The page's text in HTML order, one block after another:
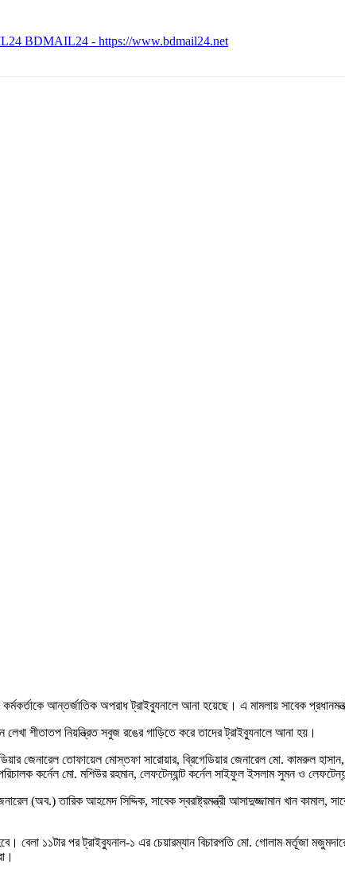
BDMAIL24 - https://www.bdmail24.net
কর্মকর্তাকে আন্তর্জাতিক অপরাধ ট্রাইব্যুনালে আনা হয়েছে। এ মামলায় সাবেক
লেখা শীতাতপ নিয়ন্ত্রিত সবুজ রঙের গাড়িতে করে তাদের ট্রাইব্যুনালে আনা হয়।
জেনারেল তোফায়েল মোস্তফা সারোয়ার, ব্রিগেডিয়ার জেনারেল মো. কামরুল
কর্নেল মো. মশিউর রহমান, লেফটেন্যান্ট কর্নেল সাইফুল ইসলাম সুমন ও
(অব.) তারিক আহমেদ সিদ্দিক, সাবেক স্বরাষ্ট্রমন্ত্রী আসাদুজ্জামান খান কামাল,
১১টার পর ট্রাইব্যুনাল-১ এর চেয়ারম্যান বিচারপতি মো. গোলাম মর্তূজা